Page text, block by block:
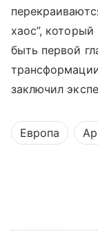
хаос”,
быть первой
заключил
Европа